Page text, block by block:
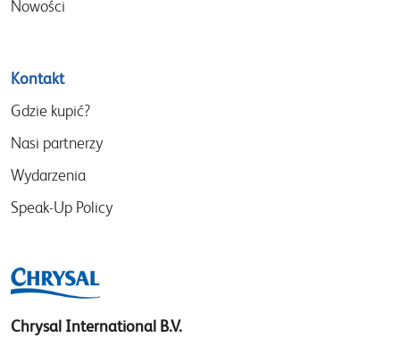
Nowości
Kontakt
Gdzie kupić?
Nasi partnerzy
Wydarzenia
Speak-Up Policy
Chrysal International B.V.